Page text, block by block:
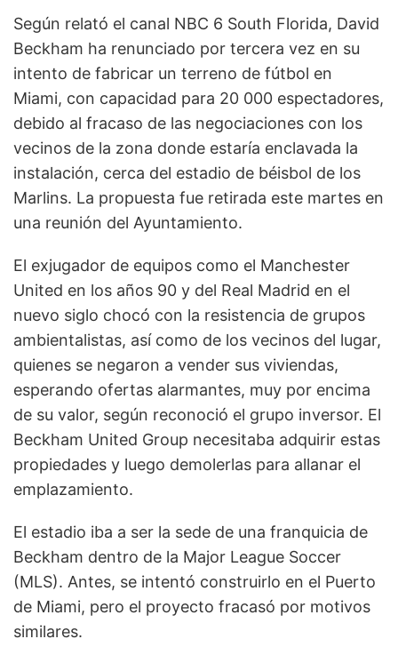
Según relató el canal NBC 6 South Florida, David
Beckham ha renunciado por tercera vez en su
intento de fabricar un terreno de fútbol en
Miami, con capacidad para 20 000 espectadores,
debido al fracaso de las negociaciones con los
vecinos de la zona donde estaría enclavada la
instalación, cerca del estadio de béisbol de los
Marlins. La propuesta fue retirada este martes en
una reunión del Ayuntamiento.
El exjugador de equipos como el Manchester
United en los años 90 y del Real Madrid en el
nuevo siglo chocó con la resistencia de grupos
ambientalistas, así como de los vecinos del lugar,
quienes se negaron a vender sus viviendas,
esperando ofertas alarmantes, muy por encima
de su valor, según reconoció el grupo inversor. El
Beckham United Group necesitaba adquirir estas
propiedades y luego demolerlas para allanar el
emplazamiento.
El estadio iba a ser la sede de una franquicia de
Beckham dentro de la Major League Soccer
(MLS). Antes, se intentó construirlo en el Puerto
de Miami, pero el proyecto fracasó por motivos
similares.